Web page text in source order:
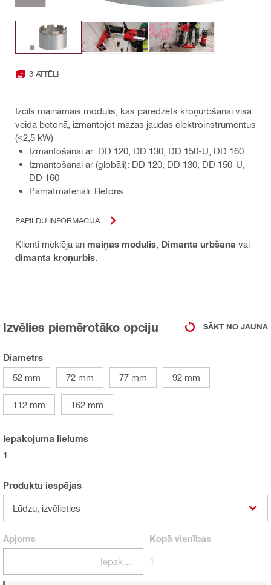
3 ATTĒLI
Izcils maināmais modulis, kas paredzēts kroņurbšanai visa
veida betonā, izmantojot mazas jaudas elektroinstrumentus
(<2,5 kW)
Izmantošanai ar: DD 120, DD 130, DD 150-U, DD 160
Izmantošanai ar (globāli): DD 120, DD 130, DD 150-U,
DD 160
Pamatmateriāli: Betons
PAPILDU INFORMĀCIJA
Klienti meklēja arī maiņas modulis Dimanta urbšana vai
dimanta kroņurbis
Izvēlies piemērotāko opciju SĀKT NO JAUNA
Diametrs
52 mm
72 mm 77 mm 92 mm
112 mm 162 mm
Iepakojuma lielums
1
Produktu iespējas
Lūdzu, izvēlieties
Apjoms Kopā vienības
1